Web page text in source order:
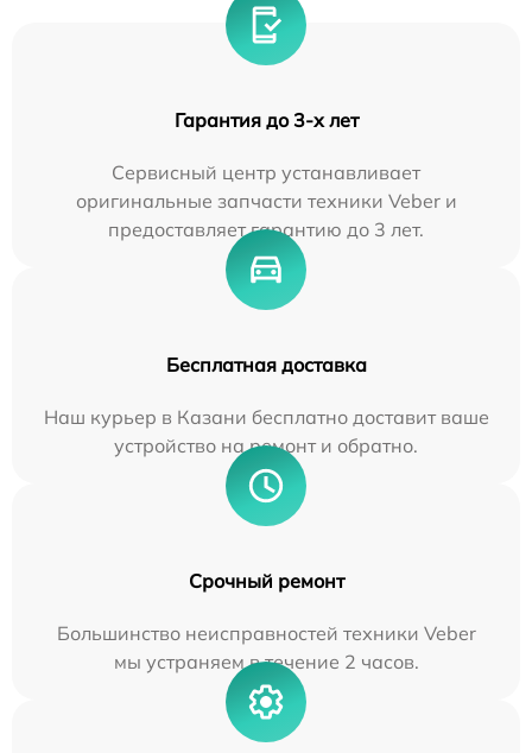
Гарантия до 3-х лет
Сервисный центр устанавливает
оригинальные запчасти техники Veber и
предоставляет гарантию до 3 лет.
Бесплатная доставка
Наш курьер в Казани бесплатно доставит ваше
устройство на ремонт и обратно.
Срочный ремонт
Большинство неисправностей техники Veber
мы устраняем в течение 2 часов.